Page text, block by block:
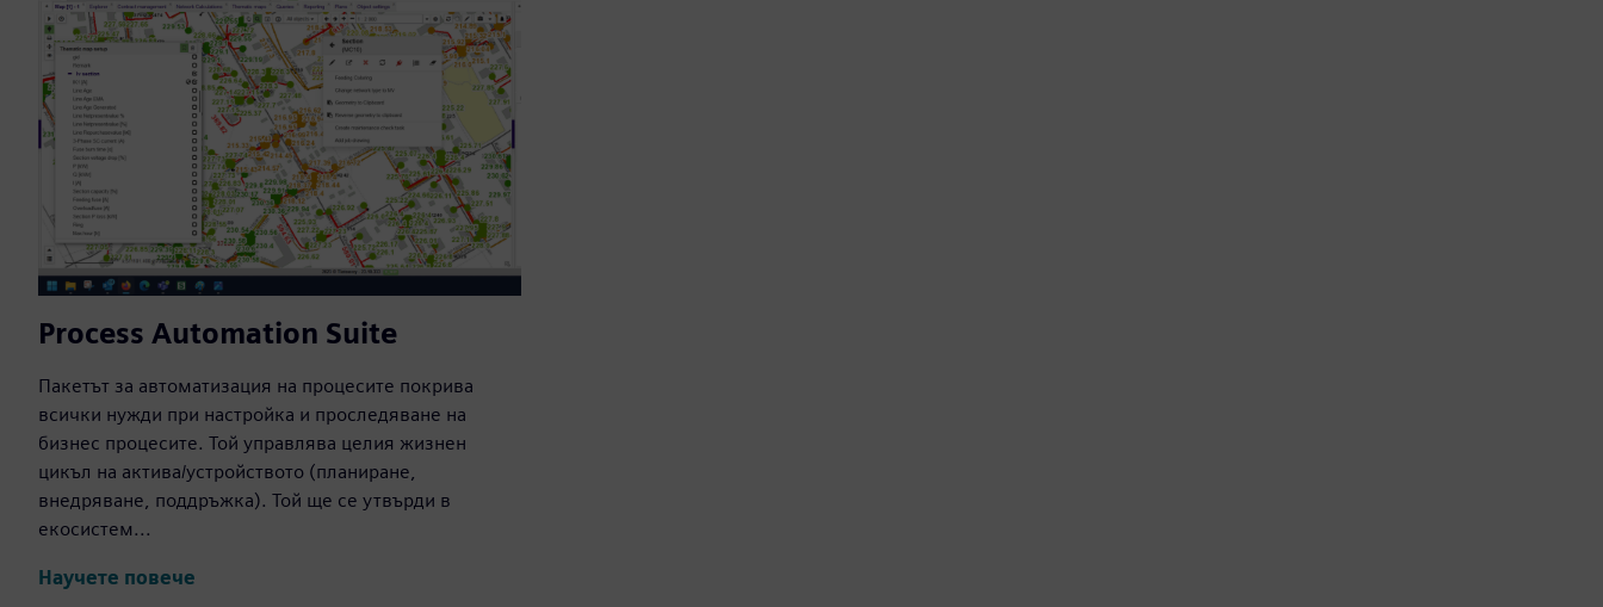
Process Automation Suite
Пакетът за автоматизация на процесите покрива
всички нужди при настройка и проследяване на
бизнес процесите. Той управлява целия жизнен
цикъл на актива/устройството (планиране,
внедряване, поддръжка). Той ще се утвърди в
екосистем...
Научете повече